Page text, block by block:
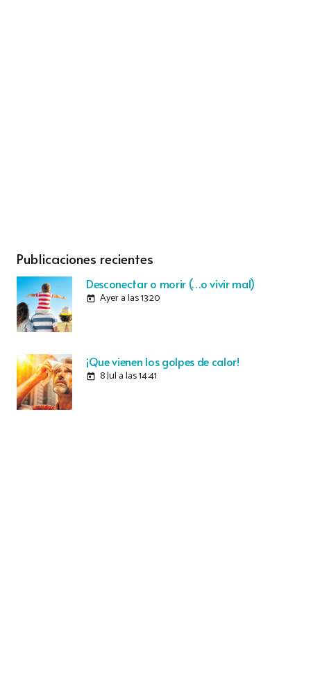
Publicaciones recientes
Desconectar o morir (…o vivir mal)
today Ayer a las 13:20
¡Que vienen los golpes de calor!
today 8 Jul a las 14:41